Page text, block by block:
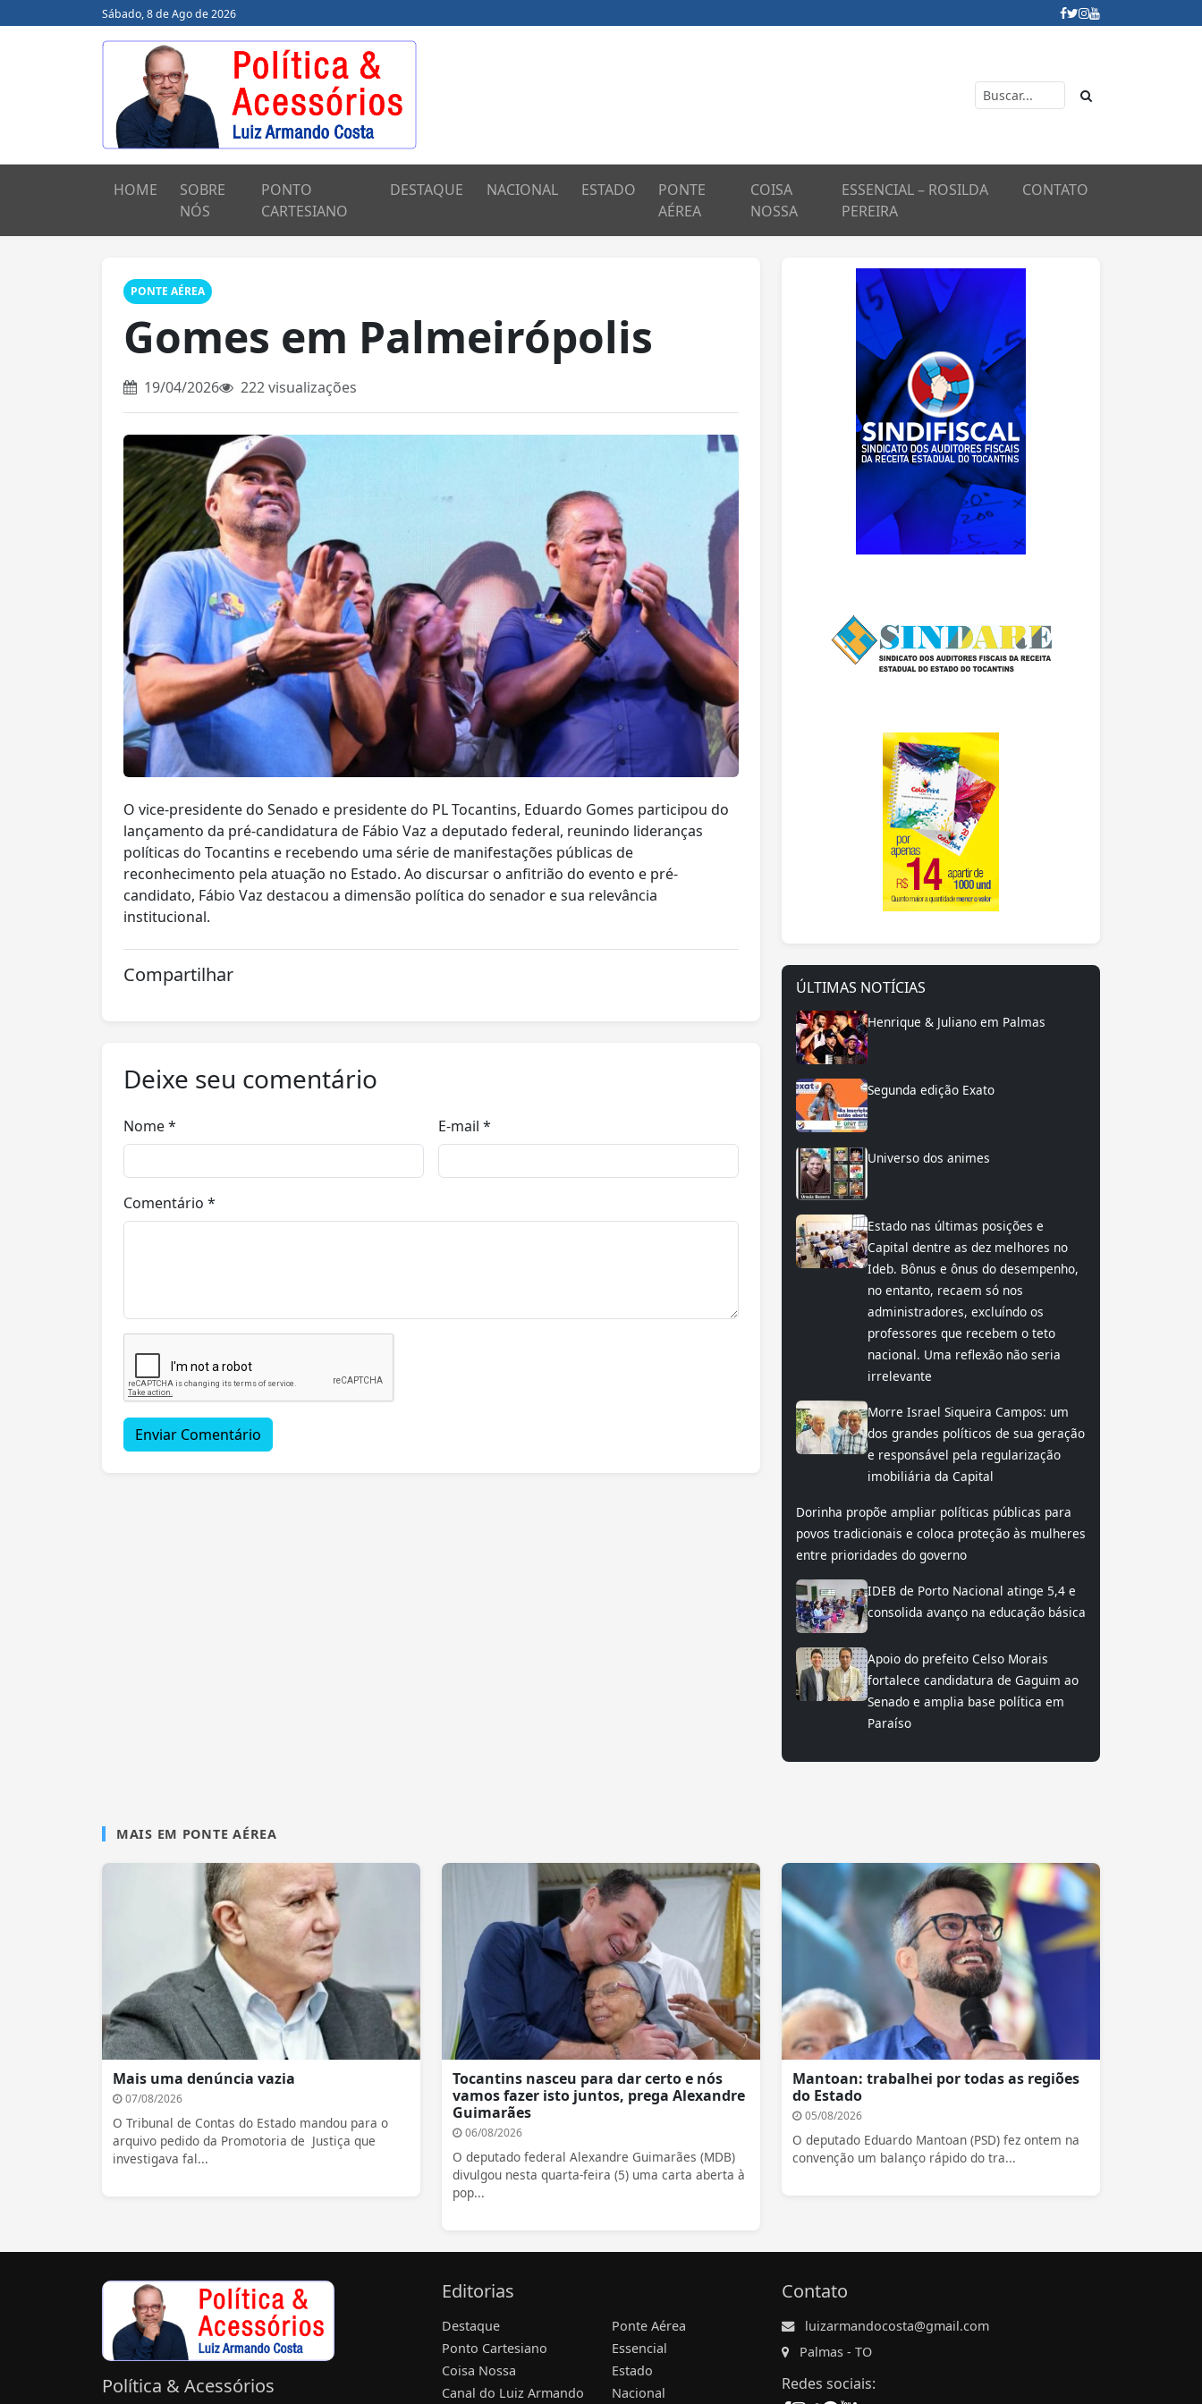
Sábado, 8 de Ago de 2026
HOME
SOBRE
NÓS
PONTO
CARTESIANO
DESTAQUE NACIONAL ESTADO
PONTE
AÉREA
COISA
NOSSA
ESSENCIAL – ROSILDA
PEREIRA
CONTATO
PONTE AÉREA
Gomes em Palmeirópolis
19/04/2026 222 visualizações
O vice-presidente do Senado e presidente do PL Tocantins, Eduardo Gomes participou do
lançamento da pré-candidatura de Fábio Vaz a deputado federal, reunindo lideranças
políticas do Tocantins e recebendo uma série de manifestações públicas de
reconhecimento pela atuação no Estado. Ao discursar o anfitrião do evento e pré-
candidato, Fábio Vaz destacou a dimensão política do senador e sua relevância
institucional.
Compartilhar
Deixe seu comentário
Nome * E-mail *
Comentário *
Enviar Comentário
ÚLTIMAS NOTÍCIAS
Henrique & Juliano em Palmas
Segunda edição Exato
Universo dos animes
Estado nas últimas posições e
Capital dentre as dez melhores no
Ideb. Bônus e ônus do desempenho,
no entanto, recaem só nos
administradores, excluíndo os
professores que recebem o teto
nacional. Uma reflexão não seria
irrelevante
Morre Israel Siqueira Campos: um
dos grandes políticos de sua geração
e responsável pela regularização
imobiliária da Capital
Dorinha propõe ampliar políticas públicas para
povos tradicionais e coloca proteção às mulheres
entre prioridades do governo
IDEB de Porto Nacional atinge 5,4 e
consolida avanço na educação básica
Apoio do prefeito Celso Morais
fortalece candidatura de Gaguim ao
Senado e amplia base política em
Paraíso
MAIS EM PONTE AÉREA
Mais uma denúncia vazia
07/08/2026
O Tribunal de Contas do Estado mandou para o
arquivo pedido da Promotoria de Justiça que
investigava fal...
Tocantins nasceu para dar certo e nós
vamos fazer isto juntos, prega Alexandre
Guimarães
06/08/2026
O deputado federal Alexandre Guimarães (MDB)
divulgou nesta quarta-feira (5) uma carta aberta à
pop...
Mantoan: trabalhei por todas as regiões
do Estado
05/08/2026
O deputado Eduardo Mantoan (PSD) fez ontem na
convenção um balanço rápido do tra...
Política & Acessórios
Editorias
Destaque
Ponto Cartesiano
Coisa Nossa
Canal do Luiz Armando
Ponte Aérea
Essencial
Estado
Nacional
Contato
luizarmandocosta@gmail.com
Palmas - TO
Redes sociais: